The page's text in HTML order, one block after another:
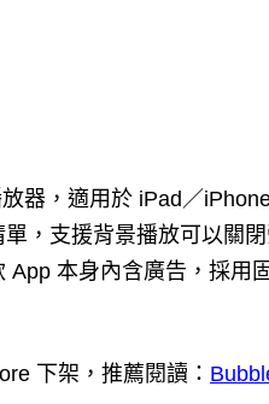
器，適用於 iPad／
，支援背景播放可以關
App 本身內含廣告，採用
下架，推薦閱讀：